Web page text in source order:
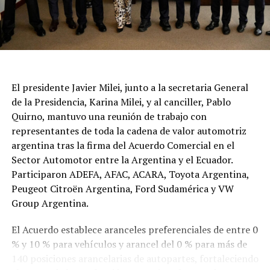
El presidente Javier Milei, junto a la secretaria General
de la Presidencia, Karina Milei, y al canciller, Pablo
Quirno, mantuvo una reunión de trabajo con
representantes de toda la cadena de valor automotriz
argentina tras la firma del Acuerdo Comercial en el
Sector Automotor entre la Argentina y el Ecuador.
Participaron ADEFA, AFAC, ACARA, Toyota Argentina,
Peugeot Citroën Argentina, Ford Sudamérica y VW
Group Argentina.
El Acuerdo establece aranceles preferenciales de entre 0
% y 10 % para vehículos y arancel del 0 % para más de